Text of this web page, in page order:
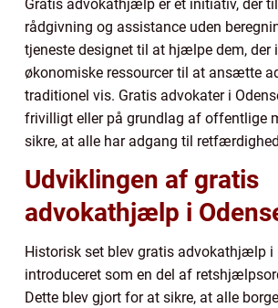
Gratis advokathjælp er et initiativ, der
rådgivning og assistance uden
tjeneste designet til at hjælpe dem, der
økonomiske ressourcer til at ansætte
traditionel vis. Gratis advokater i
frivilligt eller på grundlag af offentlige
sikre, at alle har adgang til
Udviklingen af gratis
advokathjælp i
Historisk set blev gratis advokathjælp i
introduceret som en del af
Dette blev gjort for at sikre, at alle